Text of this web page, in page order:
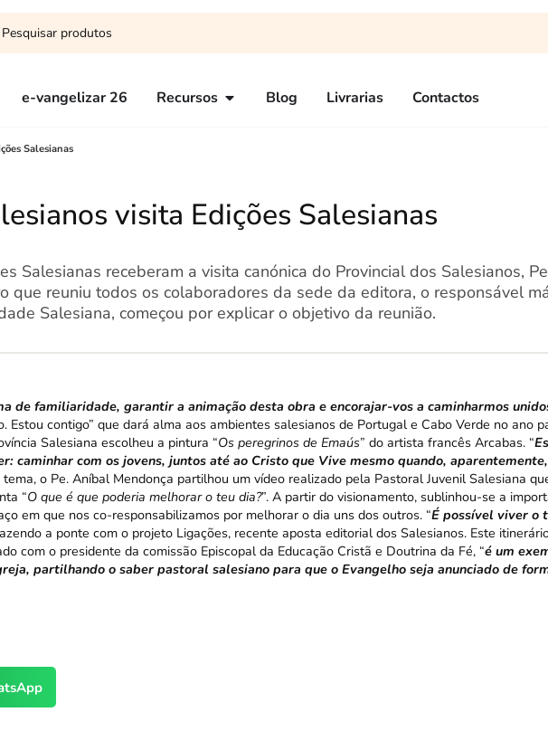
e-vangelizar 26 Recursos Blog Livrarias Contactos
Salesianas
visita Edições Salesianas
Salesianas receberam a visita canónica do Provincial dos Salesianos,
que reuniu todos os colaboradores da sede da editora, o responsável
Salesiana, começou por explicar o objetivo da reunião.
de familiaridade, garantir a animação desta obra e encorajar-vos a caminharmos
Estou contigo” que dará alma aos ambientes salesianos de Portugal e Cabo Verde no ano
Salesiana escolheu a pintura “Os peregrinos de Emaús” do artista francês Arcabas. “
caminhar com os jovens, juntos até ao Cristo que Vive mesmo quando,
o Pe. Aníbal Mendonça partilhou um vídeo realizado pela Pastoral Juvenil Salesiana
“O que é que poderia melhorar o teu dia?”. A partir do visionamento, sublinhou-se a
em que nos co-responsabilizamos por melhorar o dia uns dos outros. “É possível viver o
a ponte com o projeto Ligações, recente aposta editorial dos Salesianos. Este
com o presidente da comissão Episcopal da Educação Cristã e Doutrina da Fé, “é um
partilhando o saber pastoral salesiano para que o Evangelho seja anunciado de